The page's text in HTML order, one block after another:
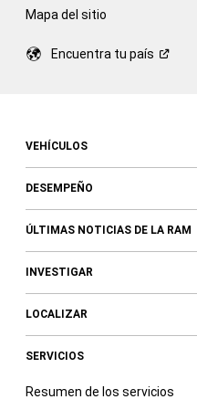
Mapa del sitio
Encuentra tu país
VEHÍCULOS
DESEMPEÑO
ÚLTIMAS NOTICIAS DE LA RAM
INVESTIGAR
LOCALIZAR
SERVICIOS
Resumen de los servicios